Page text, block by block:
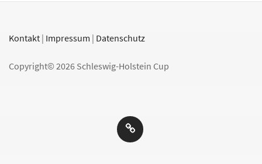
Kontakt | Impressum | Datenschutz
Copyright© 2026 Schleswig-Holstein Cup
Aktuelles